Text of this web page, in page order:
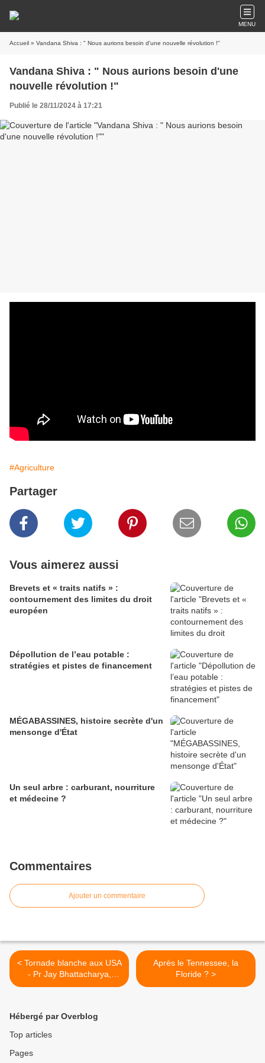
MENU
Accueil » Vandana Shiva : " Nous aurions besoin d'une nouvelle révolution !"
Vandana Shiva : " Nous aurions besoin d'une
nouvelle révolution !"
Publié le 28/11/2024 à 17:21
#Agriculture
Partager
Vous aimerez aussi
Brevets et « traits natifs » :
contournement des limites du droit
européen
Dépollution de l’eau potable :
stratégies et pistes de financement
MÉGABASSINES, histoire secrète d'un
mensonge d'État
Un seul arbre : carburant, nourriture
et médecine ?
Commentaires
Ajouter un commentaire
< Tornade blanche aux USA
- Pr Jay Bhattacharya,
nouveau directeur du NIH !
Après le Tennessee, la
Floride ? >
Hébergé par Overblog
Top articles
Pages